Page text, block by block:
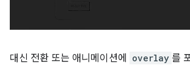
대신 전환 또는 애니메이션에 overlay 를